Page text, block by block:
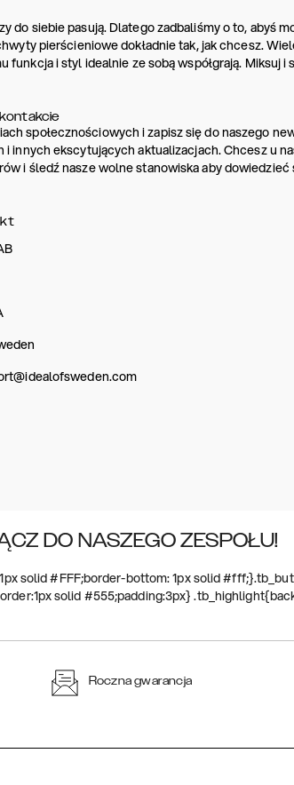
do siebie pasują. Dlatego zadbaliśmy o to, abyś
pierścieniowe dokładnie tak, jak chcesz.
funkcja i styl idealnie ze sobą współgrają. Miksuj
społecznościowych i zapisz się do naszego
innych ekscytujących aktualizacjach. Chcesz u
i śledź nasze wolne stanowiska aby dowiedzieć
DO NASZEGO ZESPOŁU!
solid #FFF;border-bottom: 1px solid
solid #555;padding:3px}
Roczna gwarancja